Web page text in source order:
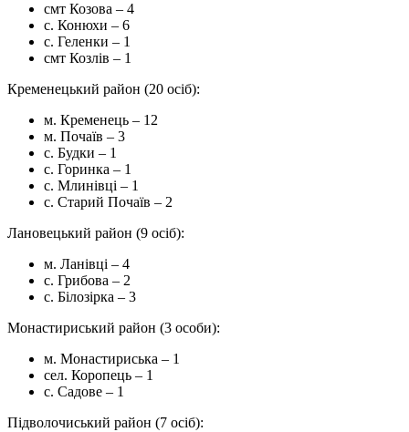
смт Козова – 4
с. Конюхи – 6
с. Геленки – 1
смт Козлів – 1
Кременецький район (20 осіб):
м. Кременець – 12
м. Почаїв – 3
с. Будки – 1
с. Горинка – 1
с. Млинівці – 1
с. Старий Почаїв – 2
Лановецький район (9 осіб):
м. Ланівці – 4
с. Грибова – 2
с. Білозірка – 3
Монастириський район (3 особи):
м. Монастириська – 1
сел. Коропець – 1
с. Садове – 1
Підволочиський район (7 осіб):